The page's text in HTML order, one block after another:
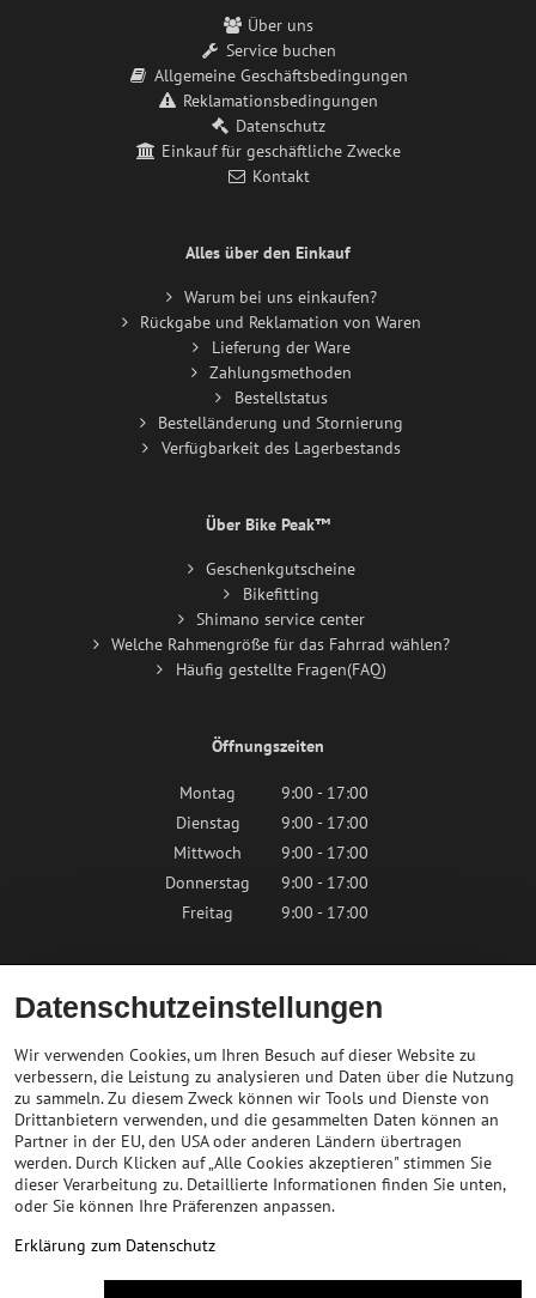
Über uns
Service buchen
Allgemeine Geschäftsbedingungen
Reklamationsbedingungen
Datenschutz
Einkauf für geschäftliche Zwecke
Kontakt
Alles über den Einkauf
Warum bei uns einkaufen?
Rückgabe und Reklamation von Waren
Lieferung der Ware
Zahlungsmethoden
Bestellstatus
Bestelländerung und Stornierung
Verfügbarkeit des Lagerbestands
Über Bike Peak™
Geschenkgutscheine
Bikefitting
Shimano service center
Welche Rahmengröße für das Fahrrad wählen?
Häufig gestellte Fragen(FAQ)
Öffnungszeiten
Montag
9:00 - 17:00
Dienstag
9:00 - 17:00
Mittwoch
9:00 - 17:00
Donnerstag
9:00 - 17:00
Freitag
9:00 - 17:00
Samstag
9:00 - 12:00
Sonntag
Geschlossen
Kontaktieren Sie uns
info@bikepeak.de
+436764858804
Zum Geschäft navigieren
Datenschutzeinstellungen
Wir verwenden Cookies, um Ihren Besuch auf dieser Website zu
verbessern, die Leistung zu analysieren und Daten über die Nutzung
zu sammeln. Zu diesem Zweck können wir Tools und Dienste von
Drittanbietern verwenden, und die gesammelten Daten können an
Partner in der EU, den USA oder anderen Ländern übertragen
werden. Durch Klicken auf „Alle Cookies akzeptieren" stimmen Sie
dieser Verarbeitung zu. Detaillierte Informationen finden Sie unten,
oder Sie können Ihre Präferenzen anpassen.
Erklärung zum Datenschutz